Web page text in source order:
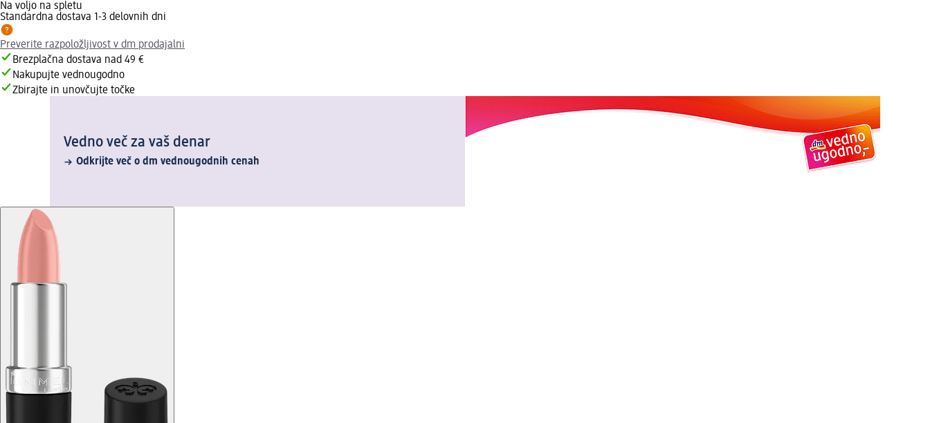
Na voljo na spletu
Standardna dostava 1-3 delovnih dni
Preverite razpoložljivost v dm prodajalni
Brezplačna dostava nad 49 €
Nakupujte vednougodno
Zbirajte in unovčujte točke
Vedno več za vaš denar
Odkrijte več o dm vednougodnih cenah